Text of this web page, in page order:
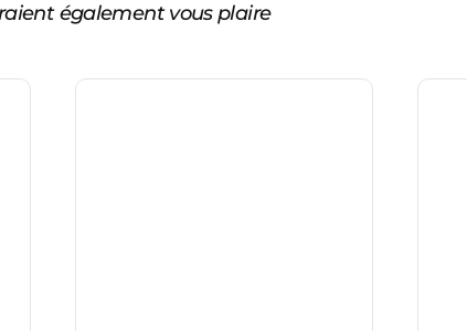
également vous plaire